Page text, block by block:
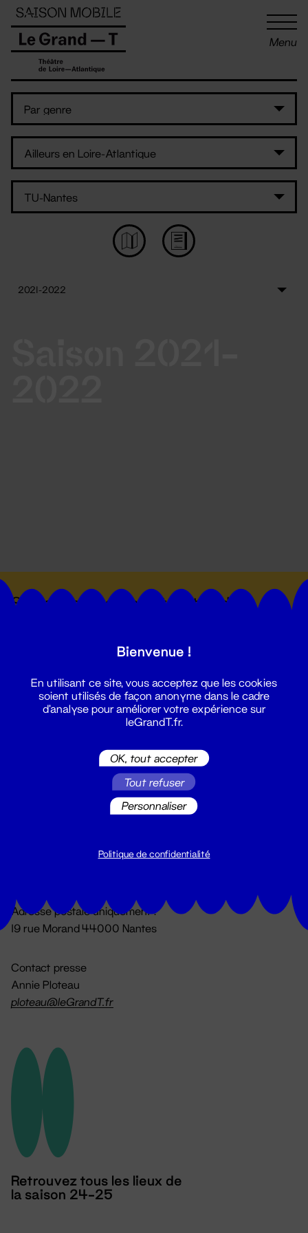
Menu
Suivez toutes les actualités du
Du lundi au vendredi 14h → 18h
Adresse postale uniquement :
19 rue Morand 44000 Nantes
Contact presse
Annie Ploteau
ploteau@leGrandT.fr
Retrouvez tous les lieux de
la saison 24-25
Panneau de gestion des cookies
Bienvenue !
En utilisant ce site, vous acceptez que les cookies
soient utilisés de façon anonyme dans le cadre
d'analyse pour améliorer votre expérience sur
leGrandT.fr.
OK, tout accepter
Tout refuser
Personnaliser
Politique de confidentialité